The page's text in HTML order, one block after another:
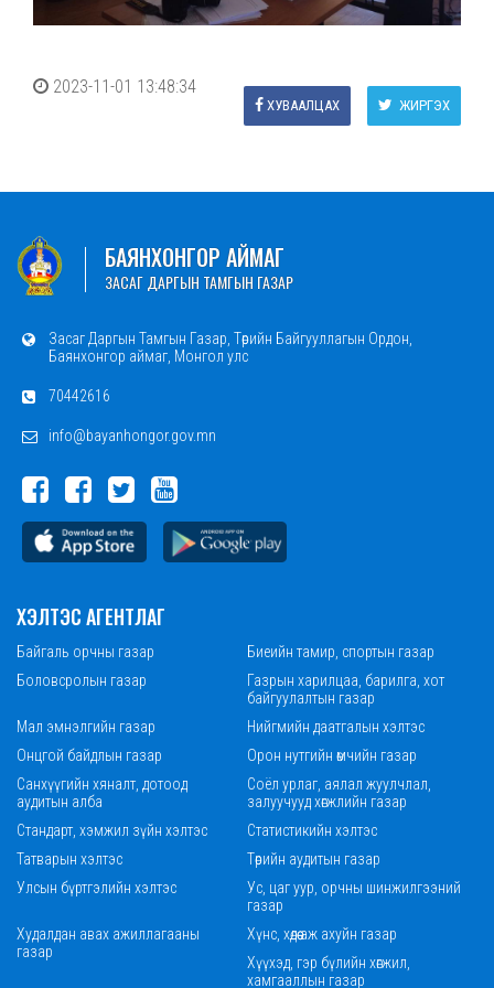
2023-11-01 13:48:34
ЖИРГЭХ
ХУВААЛЦАХ
БАЯНХОНГОР АЙМАГ
ЗАСАГ ДАРГЫН ТАМГЫН ГАЗАР
Засаг Даргын Тамгын Газар, Төрийн Байгууллагын Ордон,
Баянхонгор аймаг, Монгол улс
70442616
info@bayanhongor.gov.mn
ХЭЛТЭС АГЕНТЛАГ
Байгаль орчны газар
Биеийн тамир, спортын газар
Боловсролын газар
Газрын харилцаа, барилга, хот
байгуулалтын газар
Мал эмнэлгийн газар
Нийгмийн даатгалын хэлтэс
Онцгой байдлын газар
Орон нутгийн өмчийн газар
Санхүүгийн хяналт, дотоод
аудитын алба
Соёл урлаг, аялал жуулчлал,
залуучууд хөгжлийн газар
Стандарт, хэмжил зүйн хэлтэс
Статистикийн хэлтэс
Татварын хэлтэс
Төрийн аудитын газар
Улсын бүртгэлийн хэлтэс
Ус, цаг уур, орчны шинжилгээний
газар
Худалдан авах ажиллагааны
газар
Хүнс, хөдөө аж ахуйн газар
Хүүхэд, гэр бүлийн хөгжил,
хамгааллын газар